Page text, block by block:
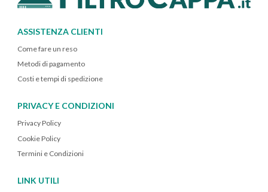
ASSISTENZA CLIENTI
Come fare un reso
Metodi di pagamento
Costi e tempi di spedizione
PRIVACY E CONDIZIONI
Privacy Policy
Cookie Policy
Termini e Condizioni
LINK UTILI